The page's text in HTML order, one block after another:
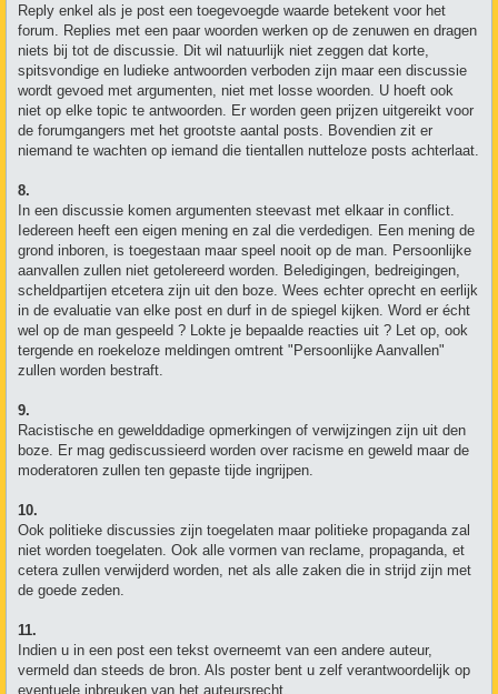
Reply enkel als je post een toegevoegde waarde betekent voor het
forum. Replies met een paar woorden werken op de zenuwen en dragen
niets bij tot de discussie. Dit wil natuurlijk niet zeggen dat korte,
spitsvondige en ludieke antwoorden verboden zijn maar een discussie
wordt gevoed met argumenten, niet met losse woorden. U hoeft ook
niet op elke topic te antwoorden. Er worden geen prijzen uitgereikt voor
de forumgangers met het grootste aantal posts. Bovendien zit er
niemand te wachten op iemand die tientallen nutteloze posts achterlaat.
8.
In een discussie komen argumenten steevast met elkaar in conflict.
Iedereen heeft een eigen mening en zal die verdedigen. Een mening de
grond inboren, is toegestaan maar speel nooit op de man. Persoonlijke
aanvallen zullen niet getolereerd worden. Beledigingen, bedreigingen,
scheldpartijen etcetera zijn uit den boze. Wees echter oprecht en eerlijk
in de evaluatie van elke post en durf in de spiegel kijken. Word er écht
wel op de man gespeeld ? Lokte je bepaalde reacties uit ? Let op, ook
tergende en roekeloze meldingen omtrent "Persoonlijke Aanvallen"
zullen worden bestraft.
9.
Racistische en gewelddadige opmerkingen of verwijzingen zijn uit den
boze. Er mag gediscussieerd worden over racisme en geweld maar de
moderatoren zullen ten gepaste tijde ingrijpen.
10.
Ook politieke discussies zijn toegelaten maar politieke propaganda zal
niet worden toegelaten. Ook alle vormen van reclame, propaganda, et
cetera zullen verwijderd worden, net als alle zaken die in strijd zijn met
de goede zeden.
11.
Indien u in een post een tekst overneemt van een andere auteur,
vermeld dan steeds de bron. Als poster bent u zelf verantwoordelijk op
eventuele inbreuken van het auteursrecht.